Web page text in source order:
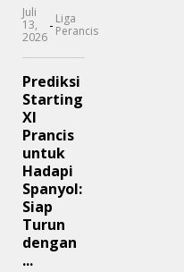
Juli
13,
2026
- Liga
Perancis
Prediksi
Starting
XI
Prancis
untuk
Hadapi
Spanyol:
Siap
Turun
dengan
...